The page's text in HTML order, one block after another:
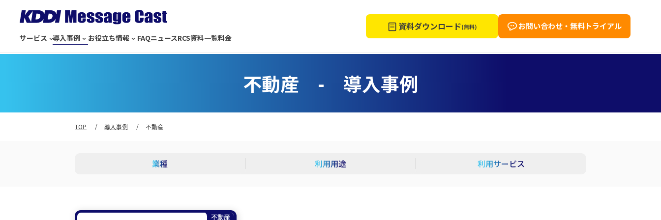
サービス 導入事例 お役立ち情報 FAQニュースRCS資料一覧料金
資料ダウンロード(無料) お問い合わせ・無料トライアル
不動産 - 導入事例
TOP 導入事例 不動産
業種 利用用途 利用サービス
不動産